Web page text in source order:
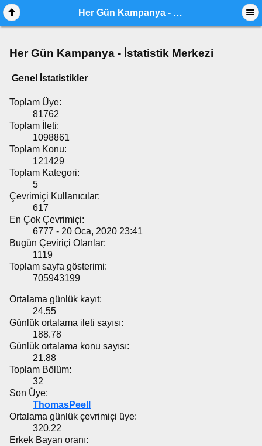
Her Gün Kampanya - İstatistik Merkezi
Her Gün Kampanya - İstatistik Merkezi
Genel İstatistikler
Toplam Üye:
81762
Toplam İleti:
1098861
Toplam Konu:
121429
Toplam Kategori:
5
Çevrimiçi Kullanıcılar:
617
En Çok Çevrimiçi:
6777 - 20 Oca, 2020 23:41
Bugün Çeviriçi Olanlar:
1119
Toplam sayfa gösterimi:
705943199
Ortalama günlük kayıt:
24.55
Günlük ortalama ileti sayısı:
188.78
Günlük ortalama konu sayısı:
21.88
Toplam Bölüm:
32
Son Üye:
ThomasPeell
Ortalama günlük çevrimiçi üye:
320.22
Erkek Bayan oranı: